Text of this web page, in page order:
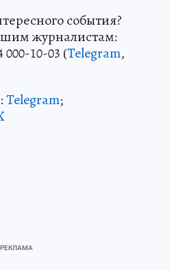
события?
журналистам:
000-10-03 (Telegram,
Telegram;